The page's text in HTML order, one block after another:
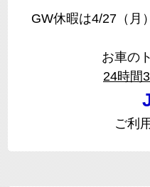
GW休暇は4/27（月
お車の
24時間
ご利